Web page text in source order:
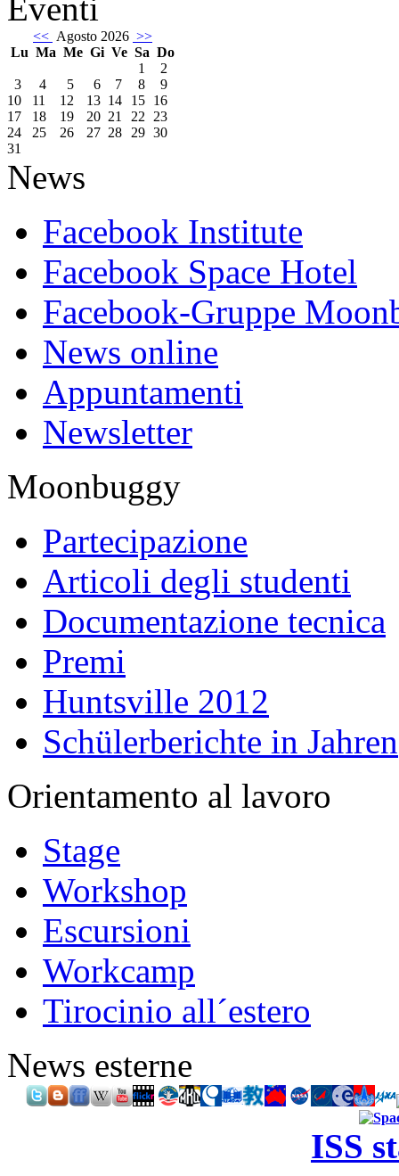
Eventi
<< Agosto 2026 >>
Lu Ma Me Gi Ve Sa Do
1
2
3
4 5 6 7 8
9
10
11 12 13 14 15 16
17
18 19 20 21 22 23
24
25 26 27 28 29 30
31
News
Facebook Institute
Facebook Space Hotel
Facebook-Gruppe
News online
Appuntamenti
Newsletter
Moonbuggy
Partecipazione
Articoli degli studenti
Documentazione tecnica
Premi
Huntsville 2012
Schülerberichte in Jahren
Orientamento al lavoro
Stage
Workshop
Escursioni
Workcamp
Tirocinio all´estero
News esterne
ISS